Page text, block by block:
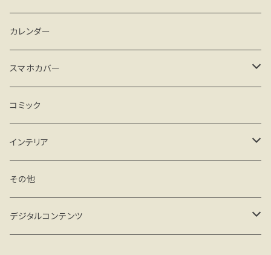
ファスナータイプ
その他
手帳、スケジュール帳
カード、レターセット
メモ、一筆箋
シール
マグネット
その他
カレンダー
スマホカバー
iPhone
クリアケース
ハードケース(マット)
Android
クリアケース
ハードケース(マット)
コミック
インテリア
フィギュア
miniフレーム
その他
デジタルコンテンツ